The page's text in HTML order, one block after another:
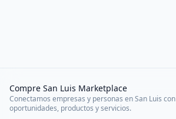
Compre San Luis Marketplace
Conectamos empresas y personas en San Luis con
oportunidades, productos y servicios.